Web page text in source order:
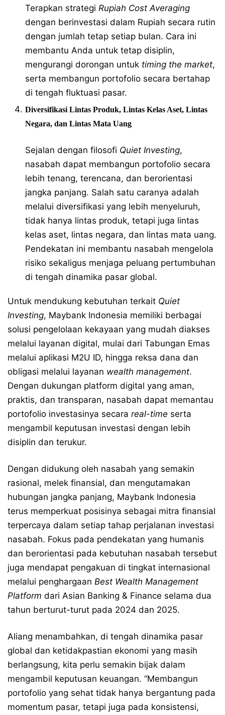
Terapkan strategi Rupiah Cost Averaging
dengan berinvestasi dalam Rupiah secara rutin
dengan jumlah tetap setiap bulan. Cara ini
membantu Anda untuk tetap disiplin,
mengurangi dorongan untuk timing the market,
serta membangun portofolio secara bertahap
di tengah fluktuasi pasar.
Diversifikasi Lintas Produk, Lintas Kelas Aset, Lintas
Negara, dan Lintas Mata Uang
Sejalan dengan filosofi Quiet Investing,
nasabah dapat membangun portofolio secara
lebih tenang, terencana, dan berorientasi
jangka panjang. Salah satu caranya adalah
melalui diversifikasi yang lebih menyeluruh,
tidak hanya lintas produk, tetapi juga lintas
kelas aset, lintas negara, dan lintas mata uang.
Pendekatan ini membantu nasabah mengelola
risiko sekaligus menjaga peluang pertumbuhan
di tengah dinamika pasar global.
Untuk mendukung kebutuhan terkait Quiet
Investing, Maybank Indonesia memiliki berbagai
solusi pengelolaan kekayaan yang mudah diakses
melalui layanan digital, mulai dari Tabungan Emas
melalui aplikasi M2U ID, hingga reksa dana dan
obligasi melalui layanan wealth management.
Dengan dukungan platform digital yang aman,
praktis, dan transparan, nasabah dapat memantau
portofolio investasinya secara real-time serta
mengambil keputusan investasi dengan lebih
disiplin dan terukur.
Dengan didukung oleh nasabah yang semakin
rasional, melek finansial, dan mengutamakan
hubungan jangka panjang, Maybank Indonesia
terus memperkuat posisinya sebagai mitra finansial
terpercaya dalam setiap tahap perjalanan investasi
nasabah. Fokus pada pendekatan yang humanis
dan berorientasi pada kebutuhan nasabah tersebut
juga mendapat pengakuan di tingkat internasional
melalui penghargaan Best Wealth Management
Platform dari Asian Banking & Finance selama dua
tahun berturut-turut pada 2024 dan 2025.
Aliang menambahkan, di tengah dinamika pasar
global dan ketidakpastian ekonomi yang masih
berlangsung, kita perlu semakin bijak dalam
mengambil keputusan keuangan. “Membangun
portofolio yang sehat tidak hanya bergantung pada
momentum pasar, tetapi juga pada konsistensi,